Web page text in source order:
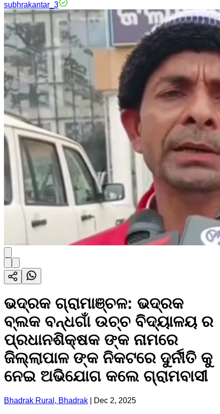
subhrakantar_3
ଭଦ୍ରକ ଗ୍ରାମାଞ୍ଚଳ: ଭଦ୍ରକ
ବ୍ଲକ ବନ୍ଧଗାଁ ଉଚ୍ଚ ବିଦ୍ୟାଳୟ ର
ପ୍ରଧାନଶିକ୍ଷକ ଙ୍କ ନାମରେ
ଜିଲ୍ଲାପାଳ ଙ୍କ ନିକଟରେ ଦୁର୍ନୀତି କୁ
ନେଇ ଅଭିଯୋଗ କଲେ ଗ୍ରାମବାସୀ
Bhadrak Rural, Bhadrak Dec 2, 2025